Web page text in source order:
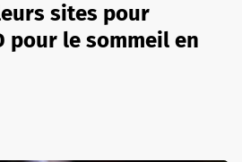
sites pour
pour le sommeil en